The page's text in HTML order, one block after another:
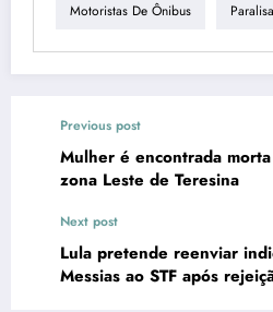
Motoristas De Ônibus
Previous post
Mulher é encontrada
zona Leste de Teresina
Next post
Lula pretende reenviar
Messias ao STF após